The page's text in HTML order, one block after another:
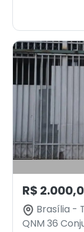
R$
Brasília -
QNM 36